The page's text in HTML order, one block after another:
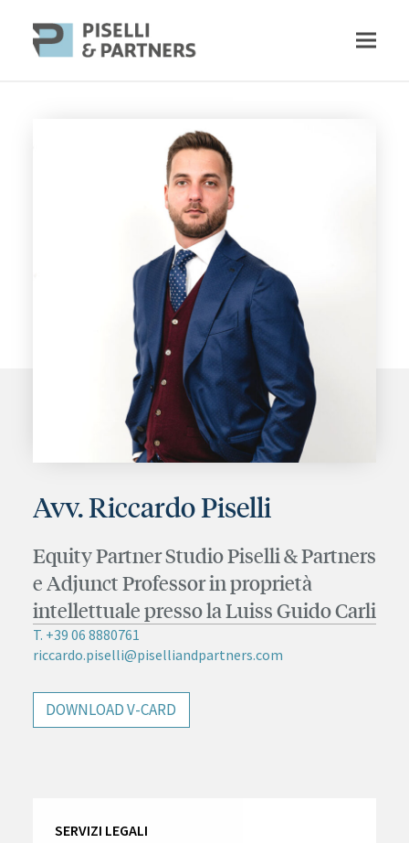
Avv. Riccardo Piselli
Equity Partner Studio Piselli & Partners
e Adjunct Professor in proprietà
intellettuale presso la Luiss Guido Carli
T. +39 06 8880761
riccardo.piselli@piselliandpartners.com
DOWNLOAD V-CARD
SERVIZI LEGALI